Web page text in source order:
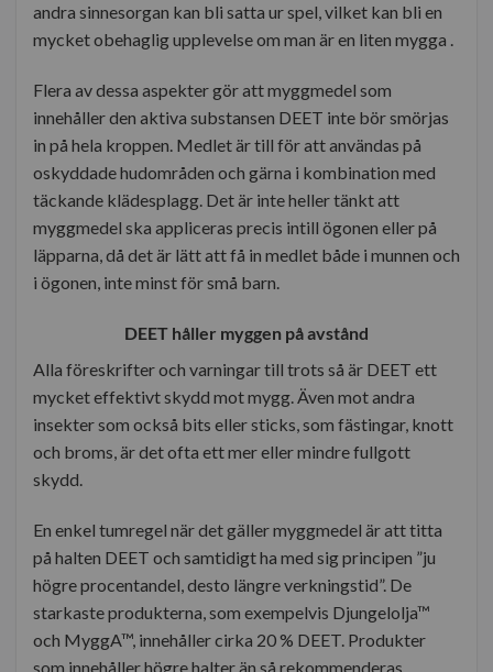
andra sinnesorgan kan bli satta ur spel, vilket kan bli en
mycket obehaglig upplevelse om man är en liten mygga .
Flera av dessa aspekter gör att myggmedel som
innehåller den aktiva substansen DEET inte bör smörjas
in på hela kroppen. Medlet är till för att användas på
oskyddade hudområden och gärna i kombination med
täckande klädesplagg. Det är inte heller tänkt att
myggmedel ska appliceras precis intill ögonen eller på
läpparna, då det är lätt att få in medlet både i munnen och
i ögonen, inte minst för små barn.
DEET håller myggen på avstånd
Alla föreskrifter och varningar till trots så är DEET ett
mycket effektivt skydd mot mygg. Även mot andra
insekter som också bits eller sticks, som fästingar, knott
och broms, är det ofta ett mer eller mindre fullgott
skydd.
En enkel tumregel när det gäller myggmedel är att titta
på halten DEET och samtidigt ha med sig principen ”ju
högre procentandel, desto längre verkningstid”. De
starkaste produkterna, som exempelvis Djungelolja™
och MyggA™, innehåller cirka 20 % DEET. Produkter
som innehåller högre halter än så rekommenderas